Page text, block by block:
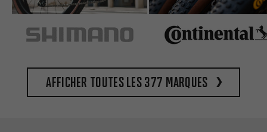
Afficher toutes les 377 marques